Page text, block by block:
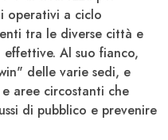
operativi a ciclo
tra le diverse città e
Al suo fianco,
delle varie sedi, e
aree circostanti che
di pubblico e prevenire